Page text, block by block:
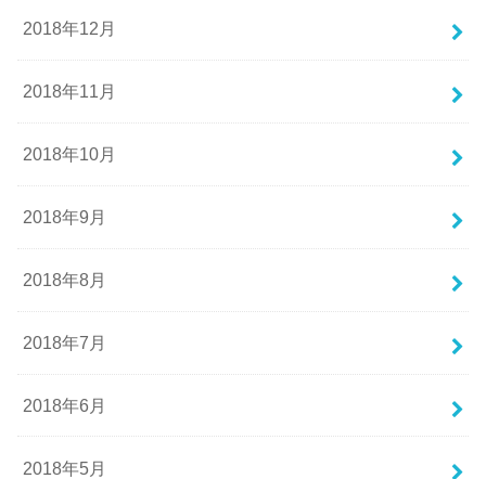
2018年12月
2018年11月
2018年10月
2018年9月
2018年8月
2018年7月
2018年6月
2018年5月